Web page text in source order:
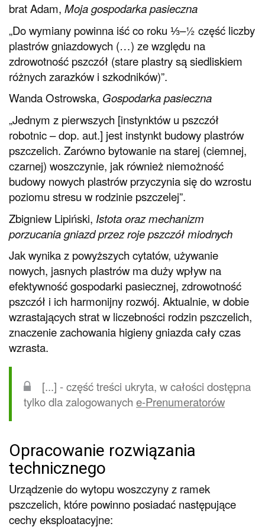
brat Adam, Moja gospodarka pasieczna
„Do wymiany powinna iść co roku ⅓–½ część liczby
plastrów gniazdowych (…) ze względu na
zdrowotność pszczół (stare plastry są siedliskiem
różnych zarazków i szkodników)”.
Wanda Ostrowska, Gospodarka pasieczna
„Jednym z pierwszych [instynktów u pszczół
robotnic – dop. aut.] jest instynkt budowy plastrów
pszczelich. Zarówno bytowanie na starej (ciemnej,
czarnej) woszczynie, jak również niemożność
budowy nowych plastrów przyczynia się do wzrostu
poziomu stresu w rodzinie pszczelej”.
Zbigniew Lipiński, Istota oraz mechanizm
porzucania gniazd przez roje pszczół miodnych
Jak wynika z powyższych cytatów, używanie
nowych, jasnych plastrów ma duży wpływ na
efektywność gospodarki pasiecznej, zdrowotność
pszczół i ich harmonijny rozwój. Aktualnie, w dobie
wzrastających strat w liczebności rodzin pszczelich,
znaczenie zachowania higieny gniazda cały czas
wzrasta.
[...] - część treści ukryta, w całości dostępna
tylko dla zalogowanych e-Prenumeratorów
Opracowanie rozwiązania
technicznego
Urządzenie do wytopu woszczyny z ramek
pszczelich, które powinno posiadać następujące
cechy eksploatacyjne: